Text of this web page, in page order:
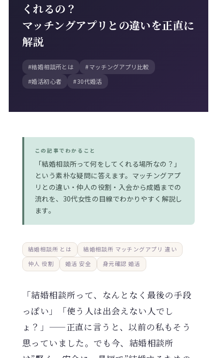
くれるの？
マッチングアプリとの違いを正直に
解説
#結婚相談所とは
#マッチングアプリ比較
#婚活初心者
#30代婚活
この記事でわかること
「結婚相談所って何をしてくれる場所なの？」
という素朴な疑問に答えます。マッチングアプ
リとの違い・仲人の役割・入会から成婚までの
流れを、30代女性の目線でわかりやすく解説し
ます。
結婚相談所 とは
結婚相談所 マッチングアプリ 違い
仲人 役割
婚活 安全 身元確認 婚活
「結婚相談所って、なんとなく最後の手段
っぽい」「使う人は出会えない人でし
ょ？」——正直に言うと、以前の私もそう
思っていました。でも今、結婚相談所